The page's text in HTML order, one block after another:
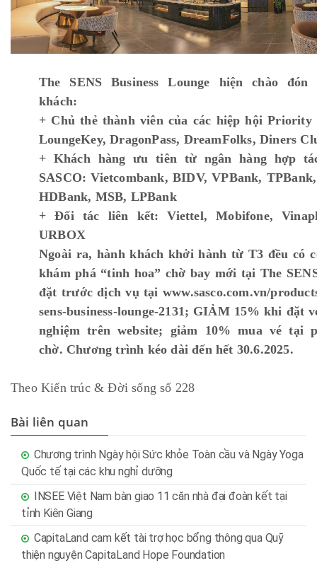
The SENS Business Lounge hiện chào đón
khách:
+ Chủ thẻ thành viên của các hiệp hội Priority
LoungeKey, DragonPass, DreamFolks, Diners
+ Khách hàng ưu tiên từ ngân hàng hợp
SASCO: Vietcombank, BIDV, VPBank,
HDBank, MSB, LPBank
+ Đối tác liên kết: Viettel, Mobifone,
URBOX
Ngoài ra, hành khách khởi hành từ T3 đều có
khám phá “tinh hoa” chờ bay mới tại The
đặt trước dịch vụ tại www.sasco.com.vn/
sens-business-lounge-2131; GIẢM 15% khi đặt
nghiệm trên website; giảm 10% mua vé tại
chờ. Chương trình kéo dài đến hết 30.6.2025.
Theo Kiến trúc & Đời sống số 228
Bài liên quan
Chương trình Ngày hội Sức khỏe Toàn cầu và Ngày Yoga
Quốc tế tại các khu nghỉ dưỡng
INSEE Việt Nam bàn giao 11 căn nhà đại đoàn kết tại
tỉnh Kiên Giang
CapitaLand cam kết tài trợ học bổng thông qua Quỹ
thiện nguyện CapitaLand Hope Foundation